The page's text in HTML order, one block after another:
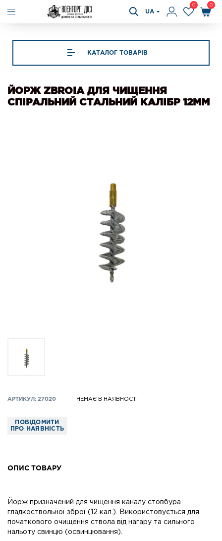
UA
0 0
КАТАЛОГ ТОВАРІВ
ЙОРЖ ZBROIA ДЛЯ ЧИЩЕННЯ
СПІРАЛЬНИЙ СТАЛЬНИЙ КАЛІБР 12ММ
АРТИКУЛ: 27020 НЕМАЄ В НАЯВНОСТІ
ПОВІДОМИТИ
ПРО НАЯВНІСТЬ
ОПИС ТОВАРУ
Йорж призначений для чищення каналу стовбура
гладкоствольної зброї (12 кал.). Використовується для
початкового очищення ствола від нагару та сильного
нальоту свинцю (освинцювання).